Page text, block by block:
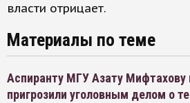
власти отрицает.
Материалы по теме
Аспиранту МГУ Азату Мифтахову
пригрозили уголовным делом о